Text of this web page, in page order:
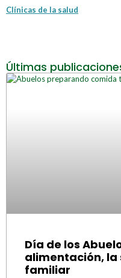
Clínicas de la salud
Últimas
Día de los
alimentación, la
familiar